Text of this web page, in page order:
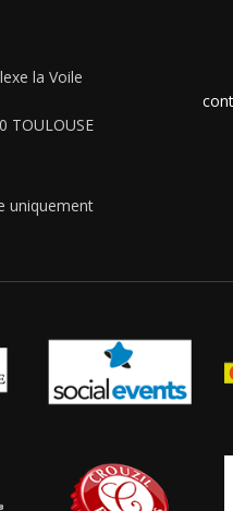
la Voile
TOULOUSE
uniquement